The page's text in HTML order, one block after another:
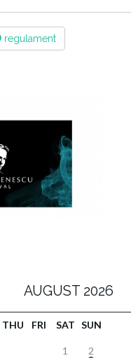
regulament
AUGUST 2026
THU FRI SAT SUN
1 2